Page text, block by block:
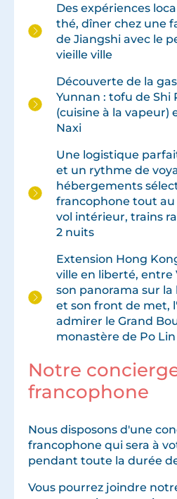
Des expériences
thé, dîner chez une
de Jiangshi avec le
vieille ville
Découverte de la
Yunnan : tofu de Shi
(cuisine à la vapeur)
Naxi
Une logistique
et un rythme de
hébergements
francophone tout
vol intérieur, trains
2 nuits
Extension Hong
ville en liberté, entre
son panorama sur la
et son front de met,
admirer le Grand
monastère de Po Lin
Notre
francophone
Nous disposons d'une
francophone qui sera à
pendant toute la durée
Vous pourrez joindre